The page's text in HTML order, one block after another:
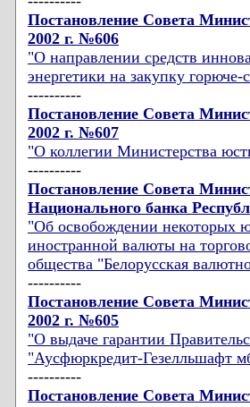
Постановление Совета
2002 г. №606
"О направлении средств
энергетики на закупку
----------
Постановление Совета
2002 г. №607
"О коллегии Министерства
----------
Постановление Совета
Национального банка
"Об освобождении некоторых
иностранной валюты на
общества "Белорусская
----------
Постановление Совета
2002 г. №605
"О выдаче гарантии
"Аусфюркредит-Гезелльшафт
----------
Постановление Совета